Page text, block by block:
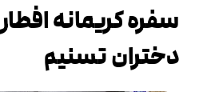
سفره کریمانه
دختران تسنیم